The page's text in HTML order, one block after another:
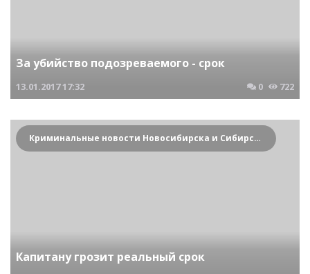
За убийство подозреваемого - срок
13.01.201717:32 0 722
Криминальные новости Новосибирска и Сибирского региона
Капитану грозит реальный срок